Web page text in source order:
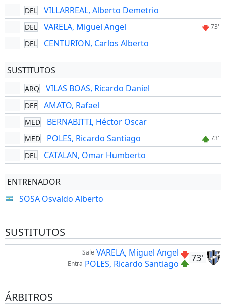
DEL VILLARREAL, Alberto Demetrio
DEL VARELA, Miguel Angel 73'
DEL CENTURION, Carlos Alberto
SUSTITUTOS
ARQ VILAS BOAS, Ricardo Daniel
DEF AMATO, Rafael
MED BERNABITTI, Héctor Oscar
MED POLES, Ricardo Santiago 73'
DEL CATALAN, Omar Humberto
ENTRENADOR
SOSA Osvaldo Alberto
SUSTITUTOS
73'
Sale VARELA, Miguel Angel
Entra POLES, Ricardo Santiago
ÁRBITROS